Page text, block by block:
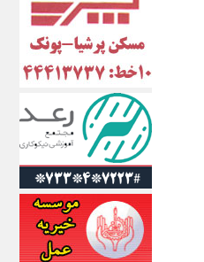
ایراف
ایران آرت
ایران آنلاین
ایران زندگی
ایران فوری
ایرانی روز
ایرانیتال
ایرنا
ایسکانیوز
ایسنا
ایکنا
ایلنا
اینتیتر